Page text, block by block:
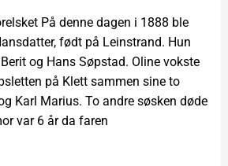
På denne dagen i 1888 ble
født på Leinstrand. Hun
og Hans Søpstad. Oline vokste
på Klett sammen sine to
Karl Marius. To andre søsken døde
var 6 år da faren